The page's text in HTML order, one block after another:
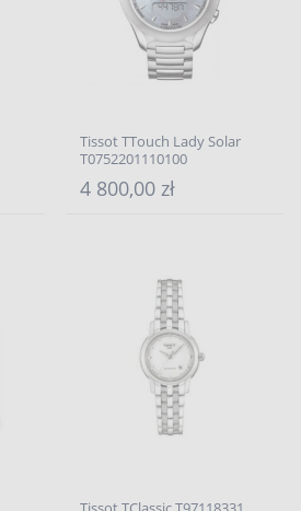
Tissot TTouch Lady Solar
T0752201110100
4 800,00 zł